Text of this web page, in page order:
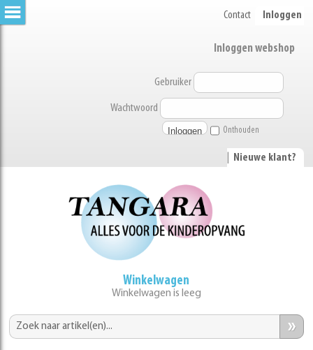
Contact Inloggen
Inloggen webshop
Gebruiker
Wachtwoord
Onthouden
Nieuwe klant?
Winkelwagen
Winkelwagen is leeg
»